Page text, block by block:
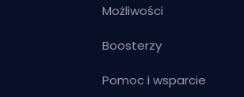
Możliwości
Boosterzy
Pomoc i wsparcie